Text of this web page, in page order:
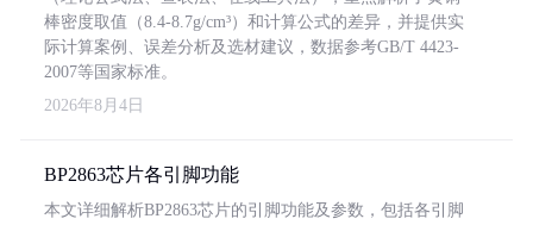
棒密度取值（8.4-8.7g/cm³）和计算公式的差异，并提供实
际计算案例、误差分析及选材建议，数据参考GB/T 4423-
2007等国家标准。
2026年8月4日
BP2863芯片各引脚功能
本文详细解析BP2863芯片的引脚功能及参数，包括各引脚